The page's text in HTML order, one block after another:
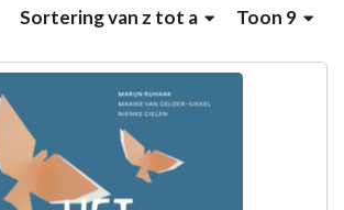
Toon 9
Sorteringvan z tot a